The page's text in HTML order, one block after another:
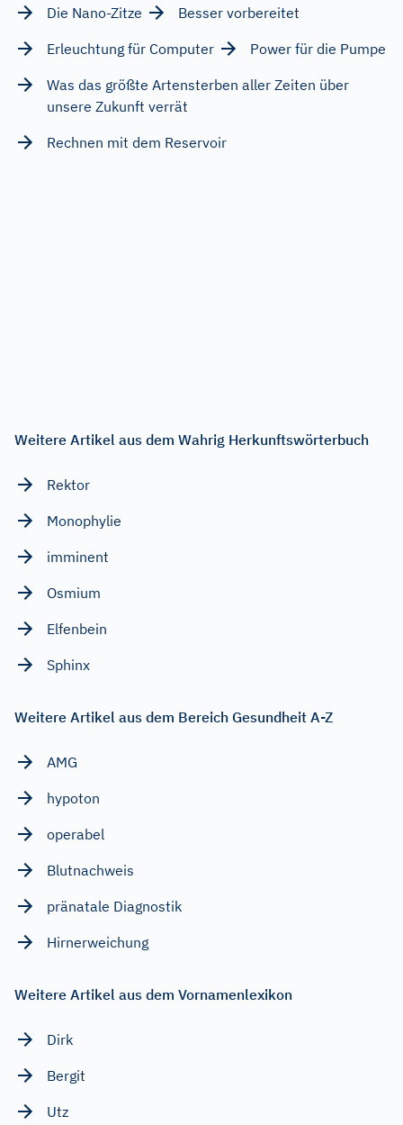
Die Nano-Zitze
Besser vorbereitet
Erleuchtung für Computer
Power für die Pumpe
Was das größte Artensterben aller Zeiten über
unsere Zukunft verrät
Rechnen mit dem Reservoir
Weitere Artikel aus dem Wahrig Herkunftswörterbuch
Rektor
Monophylie
imminent
Osmium
Elfenbein
Sphinx
Weitere Artikel aus dem Bereich Gesundheit A-Z
AMG
hypoton
operabel
Blutnachweis
pränatale Diagnostik
Hirnerweichung
Weitere Artikel aus dem Vornamenlexikon
Dirk
Bergit
Utz